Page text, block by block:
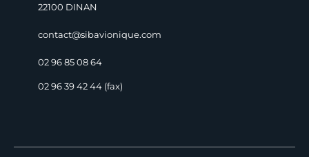
22100 DINAN
contact@sibavionique.com
02 96 85 08 64
02 96 39 42 44 (fax)